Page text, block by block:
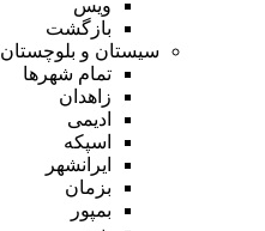
ویس
بازگشت
سیستان و بلوچستان
تمام شهر‌ها
زاهدان
ادیمی
اسپکه
ایرانشهر
بزمان
بمپور